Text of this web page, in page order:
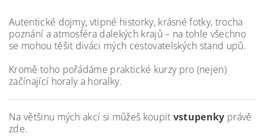
Autentické dojmy, vtipné historky, krásné fotky, trocha
poznání a atmosféra dalekých krajů – na tohle všechno
se mohou těšit diváci mých cestovatelských stand upů.
Kromě toho pořádáme praktické kurzy pro (nejen)
začínající horaly a horalky.
Na většinu mých akcí si můžeš koupit vstupenky právě
zde.